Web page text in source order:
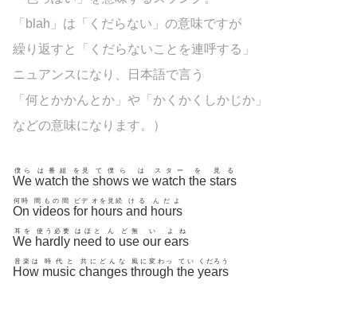
「blah」は「くだらない」の意味ですが
繰り返すと「くだらないことを連呼する」
ニュアンスになり、日本語で言う
「何とかかんとか」や「かくかくしかじか」
などの意味になります。）
We
僕ら
watch
は番組
the
を見
shows
て僕ら
we
は
watch
スター
the
を
stars
見る
On
何時
videos
間もの間
for
ビデ
hours
オを見続
and
ける
hours
んだよ
We
耳を
hardly
使う必要
need
はほと
to
ん
use
ど無
our
い
ears
よね
How
音楽は
music
時代と
changes
共にどんな
through
風に変わっ
the
てい
years
くだろう